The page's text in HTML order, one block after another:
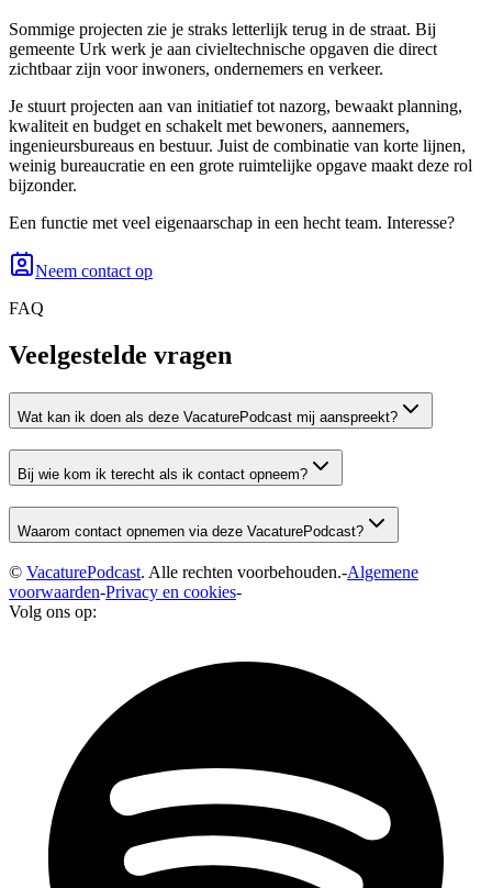
Sommige projecten zie je straks letterlijk terug in de straat. Bij
gemeente Urk werk je aan civieltechnische opgaven die direct
zichtbaar zijn voor inwoners, ondernemers en verkeer.
Je stuurt projecten aan van initiatief tot nazorg, bewaakt planning,
kwaliteit en budget en schakelt met bewoners, aannemers,
ingenieursbureaus en bestuur. Juist de combinatie van korte lijnen,
weinig bureaucratie en een grote ruimtelijke opgave maakt deze rol
bijzonder.
Een functie met veel eigenaarschap in een hecht team. Interesse?
Neem contact op
FAQ
Veelgestelde vragen
Wat kan ik doen als deze VacaturePodcast mij aanspreekt?
Bij wie kom ik terecht als ik contact opneem?
Waarom contact opnemen via deze VacaturePodcast?
© VacaturePodcast. Alle rechten voorbehouden.-Algemene
voorwaarden-Privacy en cookies-
Volg ons op: